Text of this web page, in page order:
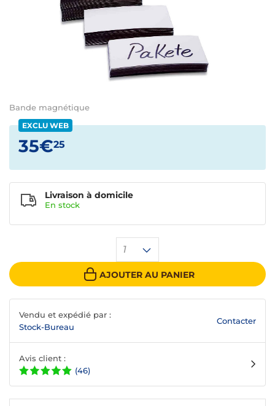
Bande magnétique
EXCLU WEB
35€25
1
AJOUTER AU PANIER
Livraison à domicile
En stock
Vendu et expédié par :
Stock-Bureau
Contacter
Avis client :
(46)